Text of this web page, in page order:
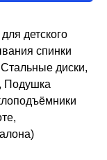
детского
спинки
диски,
Подушка